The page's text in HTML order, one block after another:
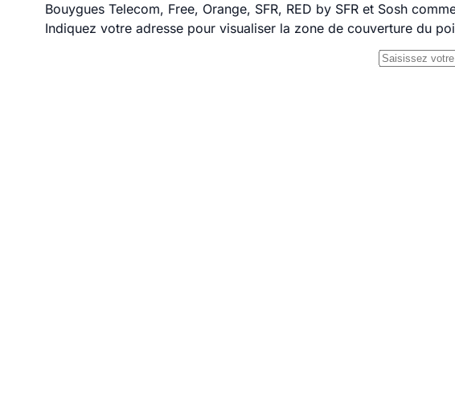
Bouygues Telecom, Free, Orange, SFR, RED by SFR et Sosh
Indiquez votre adresse pour visualiser la zone de couverture du